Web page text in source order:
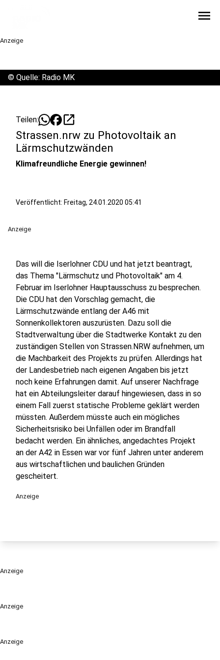
menu
Anzeige
Anzeige
Anzeige
© Quelle: Radio MK
Teilen: open_in_new
Strassen.nrw zu Photovoltaik an
Lärmschutzwänden
Klimafreundliche Energie gewinnen!
Veröffentlicht: Freitag, 24.01.2020 05:41
Anzeige
Das will die Iserlohner CDU und hat jetzt beantragt,
das Thema "Lärmschutz und Photovoltaik" am 4.
Februar im Iserlohner Hauptausschuss zu besprechen.
Die CDU hat den Vorschlag gemacht, die
Lärmschutzwände entlang der A46 mit
Sonnenkollektoren auszurüsten. Dazu soll die
Stadtverwaltung über die Stadtwerke Kontakt zu den
zuständigen Stellen von Strassen.NRW aufnehmen, um
die Machbarkeit des Projekts zu prüfen. Allerdings hat
der Landesbetrieb nach eigenen Angaben bis jetzt
noch keine Erfahrungen damit. Auf unserer Nachfrage
hat ein Abteilungsleiter darauf hingewiesen, dass in so
einem Fall zuerst statische Probleme geklärt werden
müssten. Außerdem müsste auch ein mögliches
Sicherheitsrisiko bei Unfällen oder im Brandfall
bedacht werden. Ein ähnliches, angedachtes Projekt
an der A42 in Essen war vor fünf Jahren unter anderem
aus wirtschaftlichen und baulichen Gründen
gescheitert.
Anzeige
Anzeige